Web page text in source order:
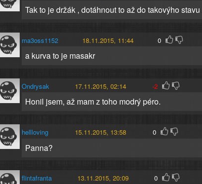
Tak to je držák , dotáhnout to až do takovýho stavu
ma3oss1152 18.11.2015, 11:44 0
a kurva to je masakr
Ondrysak 17.11.2015, 02:14 -2
Honil jsem, až mam z toho modrý péro.
hellloving 15.11.2015, 13:58 0
Panna?
flintafranta 13.11.2015, 20:09 0